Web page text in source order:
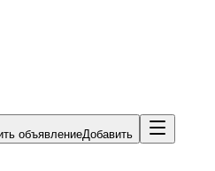
объявлениеДобавить